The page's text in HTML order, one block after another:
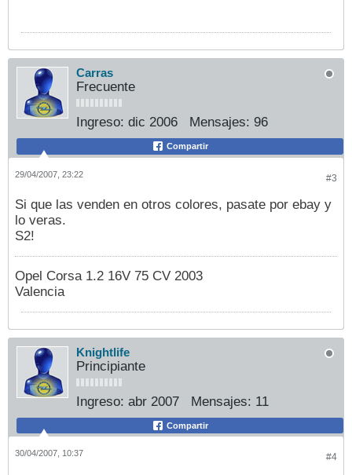
Carras
Frecuente
Ingreso: dic 2006 Mensajes: 96
Compartir
#3
29/04/2007, 23:22
Si que las venden en otros colores, pasate por ebay y
lo veras.
S2!
Opel Corsa 1.2 16V 75 CV 2003
Valencia
Knightlife
Principiante
Ingreso: abr 2007 Mensajes: 11
Compartir
#4
30/04/2007, 10:37